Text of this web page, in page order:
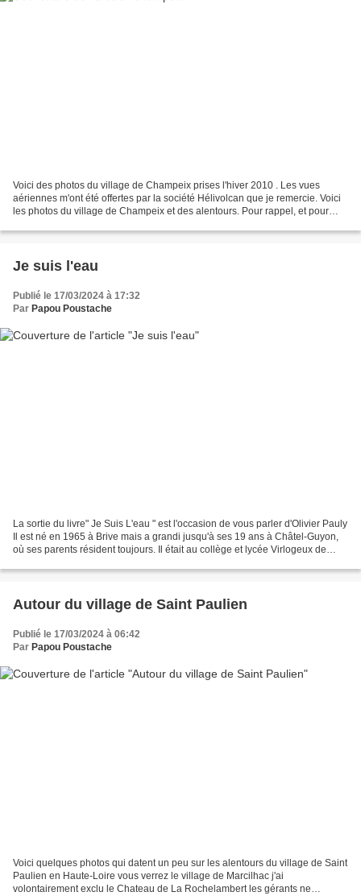
Voici des photos du village de Champeix prises l'hiver 2010 . Les vues
aériennes m'ont été offertes par la société Hélivolcan que je remercie. Voici
les photos du village de Champeix et des alentours. Pour rappel, et pour
Je suis l'eau
Publié le 17/03/2024 à 17:32
Par Papou Poustache
La sortie du livre" Je Suis L'eau " est l'occasion de vous parler d'Olivier Pauly
Il est né en 1965 à Brive mais a grandi jusqu'à ses 19 ans à Châtel-Guyon,
où ses parents résident toujours. Il était au collège et lycée Virlogeux de
Autour du village de Saint Paulien
Publié le 17/03/2024 à 06:42
Par Papou Poustache
Voici quelques photos qui datent un peu sur les alentours du village de Saint
Paulien en Haute-Loire vous verrez le village de Marcilhac j'ai
volontairement exclu le Chateau de La Rochelambert les gérants ne